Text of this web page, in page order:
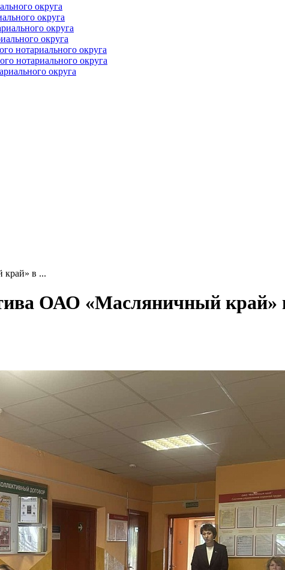
округа
округа
округа
округа
нотариального округа
нотариального округа
округа
край» в ...
ОАО «Масляничный край»